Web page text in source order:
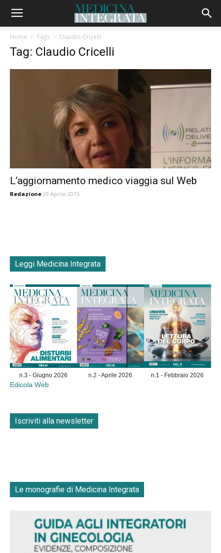
Home Tags Claudio Cricelli
Tag: Claudio Cricelli
L’aggiornamento medico viaggia sul Web
Redazione 29 Aprile 2015
Leggi Medicina Integrata
n.3 - Giugno 2026 n.2 - Aprile 2026 n.1 - Febbraio 2026
Edicola Web
Iscriviti alla newsletter
Le monografie di Medicina Integrata